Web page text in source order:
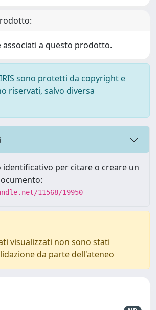
associati a questo prodotto.
sono protetti da copyright e
riservati, salvo diversa
identificativo per citare o creare un
11568/19950
visualizzati non sono stati
da parte dell'ateneo